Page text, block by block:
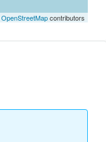
OpenStreetMapcontributors